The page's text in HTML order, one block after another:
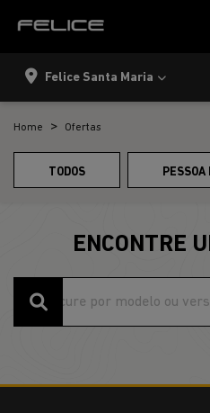
Felice Santa Maria
Home Ofertas
TODOS
ENCONTRE